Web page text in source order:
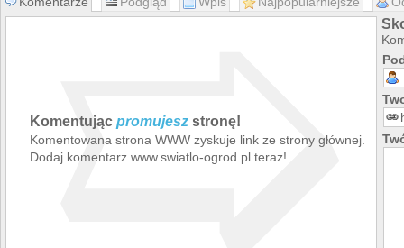
Komentując promujesz stronę!
Komentowana strona WWW zyskuje link ze strony głównej.
Dodaj komentarz www.swiatlo-ogrod.pl teraz!